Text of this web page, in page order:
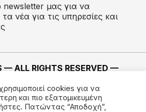
newsletter μας για να
νέα για τις υπηρεσίες και
— ALL RIGHTS RESERVED —
cookies για να
και πιο εξατομικευμένη
Πατώντας “Αποδοχή”,